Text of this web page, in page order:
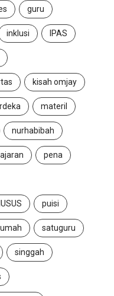
guru
inklusi IPAS
kisah omjay
materil
nurhabibah
pena
puisi
satuguru
singgah